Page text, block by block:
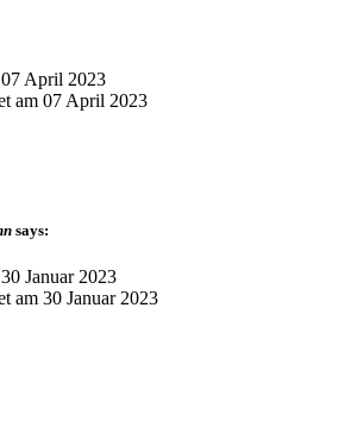
07 April 2023
am 07 April 2023
says:
30 Januar 2023
am 30 Januar 2023